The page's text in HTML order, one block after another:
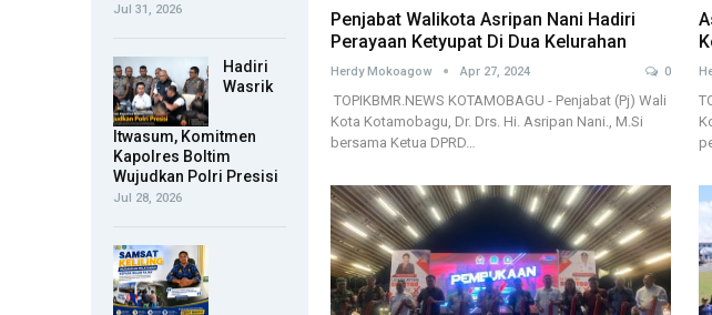
Penjabat Walikota Asripan Nani Hadiri
Perayaan Ketyupat Di Dua Kelurahan
Herdy Mokoagow Apr 27, 2024 0
TOPIKBMR.NEWS KOTAMOBAGU - Penjabat (Pj) Wali
Kota Kotamobagu, Dr. Drs. Hi. Asripan Nani., M.Si
bersama Ketua DPRD…
Jul 31, 2026
Hadiri
Wasrik
Itwasum, Komitmen
Kapolres Boltim
Wujudkan Polri Presisi
Jul 28, 2026